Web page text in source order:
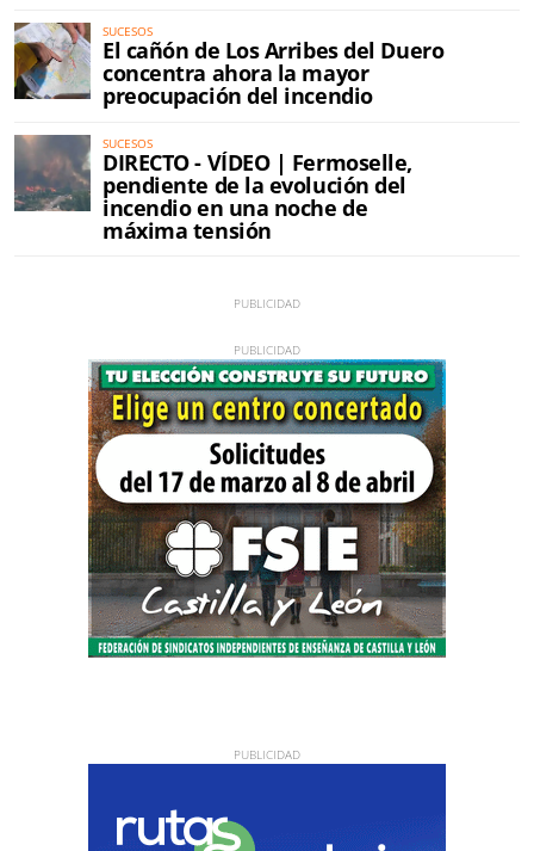
SUCESOS
El cañón de Los Arribes del Duero
concentra ahora la mayor
preocupación del incendio
SUCESOS
DIRECTO - VÍDEO | Fermoselle,
pendiente de la evolución del
incendio en una noche de
máxima tensión